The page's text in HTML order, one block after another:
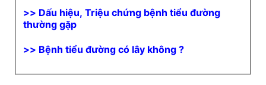
>> Dấu hiệu, Triệu chứng bệnh tiểu đường
thường gặp
>> Bệnh tiểu đường có lây không ?